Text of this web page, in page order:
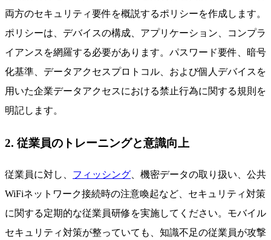
両方のセキュリティ要件を概説するポリシーを作成します。
ポリシーは、デバイスの構成、アプリケーション、コンプラ
イアンスを網羅する必要があります。パスワード要件、暗号
化基準、データアクセスプロトコル、および個人デバイスを
用いた企業データアクセスにおける禁止行為に関する規則を
明記します。
2. 従業員のトレーニングと意識向上
従業員に対し、 フィッシング、機密データの取り扱い、公共
WiFiネットワーク接続時の注意喚起など、セキュリティ対策
に関する定期的な従業員研修を実施してください。モバイル
セキュリティ対策が整っていても、知識不足の従業員が攻撃